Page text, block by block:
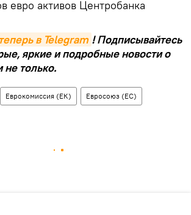
евро активов Центробанка
в Telegram ! Подписывайтесь
яркие и подробные новости о
не только.
Еврокомиссия (ЕК) Евросоюз (ЕС)